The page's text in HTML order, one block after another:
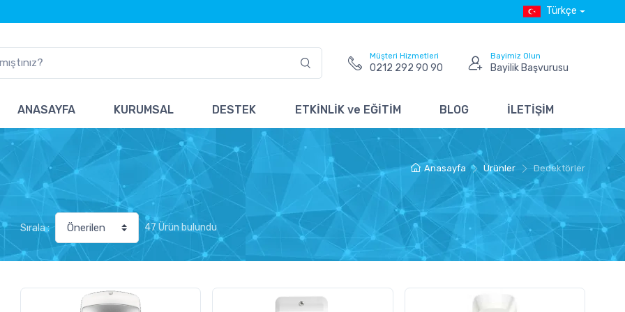
Türkçe
Müşteri Hizmetleri
0212 292 90 90
Bayimiz Olun
Bayilik Başvurusu
ANASAYFA KURUMSAL DESTEK ETKİNLİK ve EĞİTİM BLOG İLETİŞİM
Anasayfa Ürünler Dedektörler
Sırala : 47 Ürün bulundu